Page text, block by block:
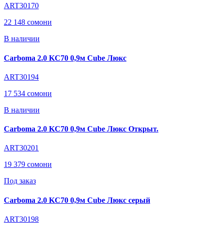
ART30170
22 148 сомони
В наличии
Carboma 2.0 KC70 0,9м Cube Люкс
ART30194
17 534 сомони
В наличии
Carboma 2.0 KC70 0,9м Cube Люкс Открыт.
ART30201
19 379 сомони
Под заказ
Carboma 2.0 KC70 0,9м Cube Люкс серый
ART30198